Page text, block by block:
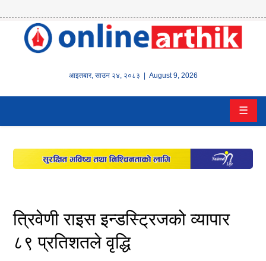
आइतबार, साउन २४, २०८३ | August 9, 2026
होम
वित्त
इन्स्योरेन्स
पूँजीबजार
अटो
☰
त्रिवेणी राइस इन्डस्ट्रिजको व्यापार
८९ प्रतिशतले वृद्धि